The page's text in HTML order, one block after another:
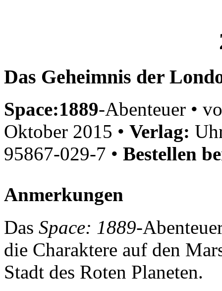
Das Geheimnis der
Space:1889-Abenteuer •
Oktober 2015 • Verlag:
95867-029-7 • Bestellen
Anmerkungen
Das Space: 1889-
die Charaktere auf den
Stadt des Roten Planeten.